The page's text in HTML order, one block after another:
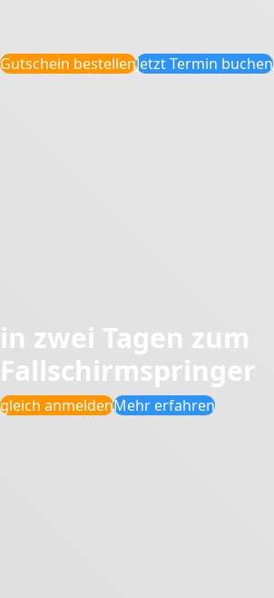
Gutschein bestellenJetzt Termin buchen
in zwei Tagen zum
Fallschirmspringer
gleich anmeldenMehr erfahren